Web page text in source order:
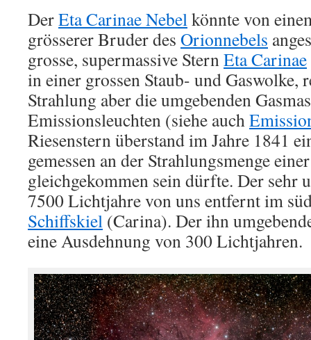
DerEta Carinae Nebelkönnte von
grösserer Bruder des Orionnebels
grosse, supermassive SternEta Carinae
in einer grossen Staub- und Gaswolke,
Strahlung aber die umgebenden
Emissionsleuchten (siehe auch
Riesenstern überstand im Jahre 1841
gemessen an der Strahlungsmenge
gleichgekommen sein dürfte. Der sehr
7500 Lichtjahre von uns entfernt im
Schiffskiel (Carina). Der ihn
eine Ausdehnung von 300 Lichtjahren.